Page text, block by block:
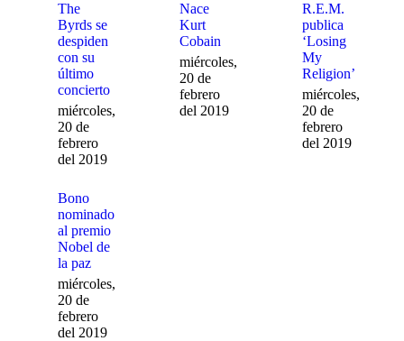
The
Byrds se
despiden
con su
último
concierto
miércoles,
20 de
febrero
del 2019
Nace
Kurt
Cobain
miércoles,
20 de
febrero
del 2019
R.E.M.
publica
‘Losing
My
Religion’
miércoles,
20 de
febrero
del 2019
Bono
nominado
al premio
Nobel de
la paz
miércoles,
20 de
febrero
del 2019